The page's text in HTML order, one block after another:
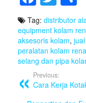
a
c
e
b
o
o
wi
tt
er
h
e
Tag: distributor
equipment kolam
aksesoris kolam,
peralatan kolam
selang dan pipa
Previous:
Cara Kerja